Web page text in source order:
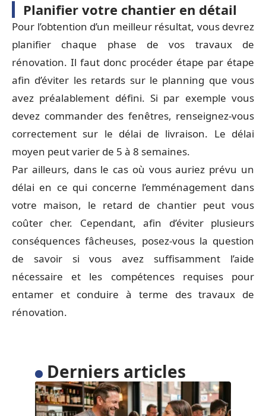
Planifier votre chantier en détail
Pour l’obtention d’un meilleur résultat, vous devrez
planifier chaque phase de vos travaux de
rénovation. Il faut donc procéder étape par étape
afin d’éviter les retards sur le planning que vous
avez préalablement défini. Si par exemple vous
devez commander des fenêtres, renseignez-vous
correctement sur le délai de livraison. Le délai
moyen peut varier de 5 à 8 semaines.
Par ailleurs, dans le cas où vous auriez prévu un
délai en ce qui concerne l’emménagement dans
votre maison, le retard de chantier peut vous
coûter cher. Cependant, afin d’éviter plusieurs
conséquences fâcheuses, posez-vous la question
de savoir si vous avez suffisamment l’aide
nécessaire et les compétences requises pour
entamer et conduire à terme des travaux de
rénovation.
Derniers articles